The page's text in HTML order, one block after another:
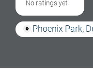
No ratings yet
Phoenix Park,